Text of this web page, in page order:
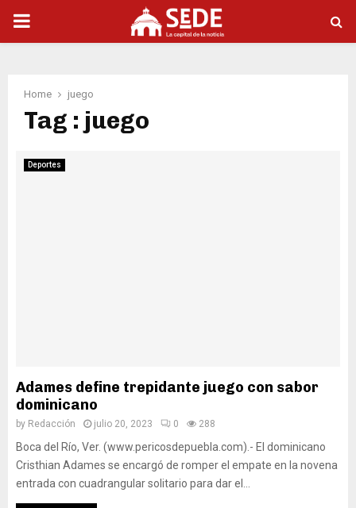
PRIMARY
Home juego
Tag : juego
Deportes
Adames define trepidante juego con sabor
dominicano
by Redacción julio 20, 2023 0 288
Boca del Río, Ver. (www.pericosdepuebla.com).- El dominicano
Cristhian Adames se encargó de romper el empate en la novena
entrada con cuadrangular solitario para dar el...